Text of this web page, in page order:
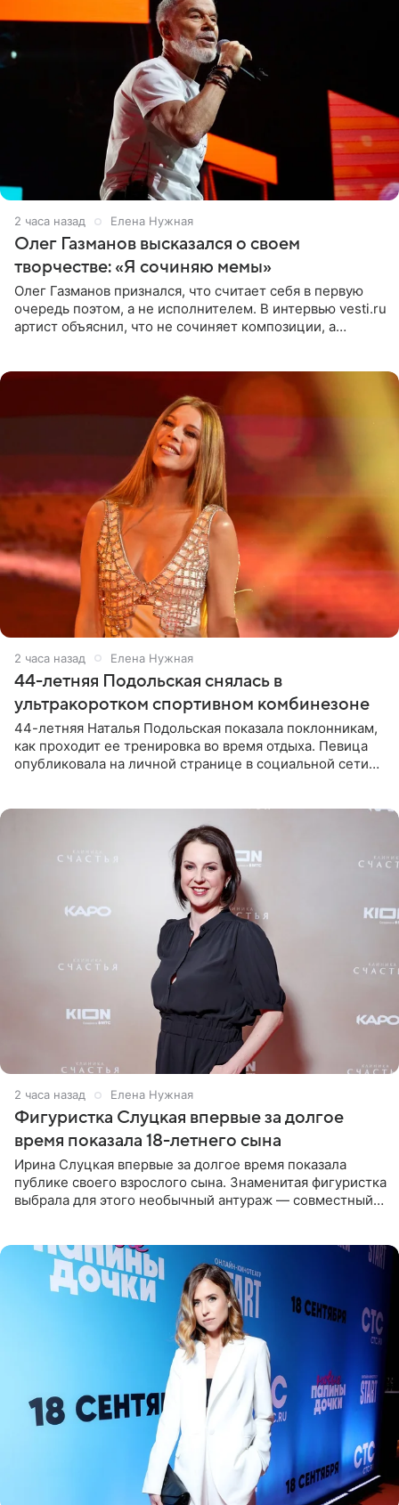
2 часа назад Елена Нужная
Олег Газманов высказался о своем
творчестве: «Я сочиняю мемы»
Олег Газманов признался, что считает себя в первую
очередь поэтом, а не исполнителем. В интервью vesti.ru
артист объяснил, что не сочиняет композиции, а
2 часа назад Елена Нужная
44-летняя Подольская снялась в
ультракоротком спортивном комбинезоне
44-летняя Наталья Подольская показала поклонникам,
как проходит ее тренировка во время отдыха. Певица
опубликовала на личной странице в социальной сети
2 часа назад Елена Нужная
Фигуристка Слуцкая впервые за долгое
время показала 18-летнего сына
Ирина Слуцкая впервые за долгое время показала
публике своего взрослого сына. Знаменитая фигуристка
выбрала для этого необычный антураж — совместный